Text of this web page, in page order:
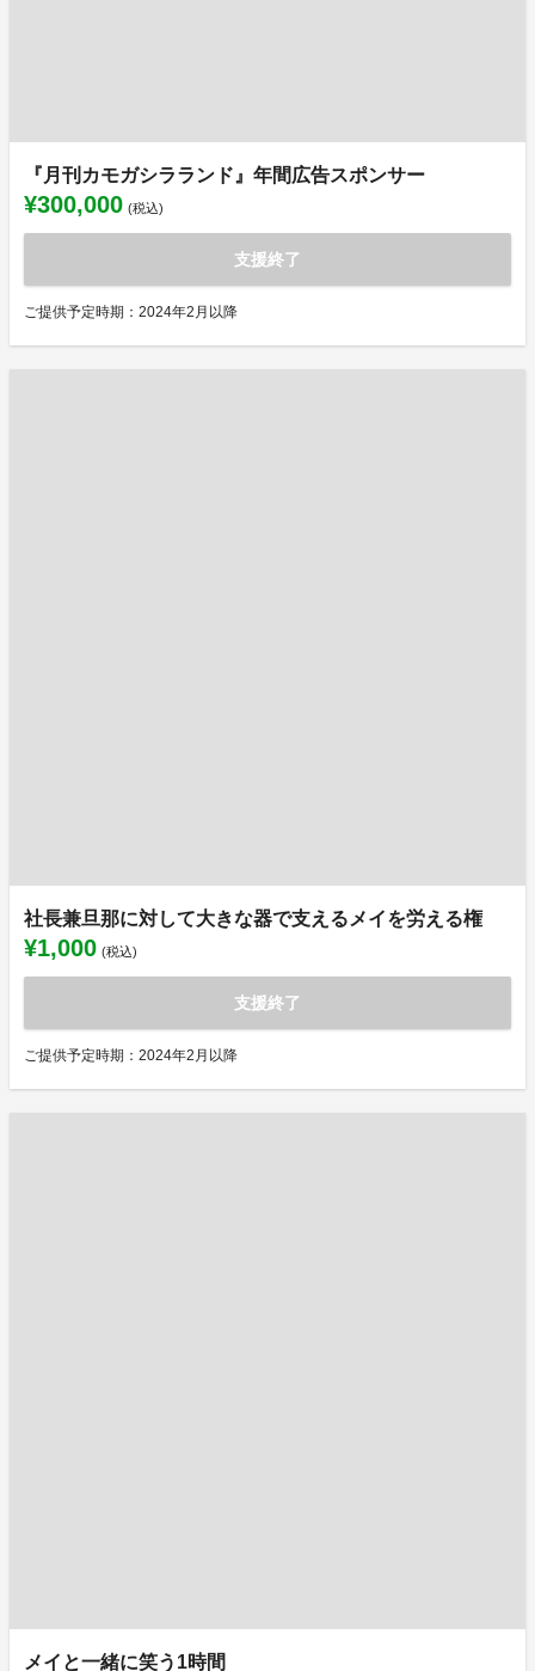
『月刊カモガシラランド』年間広告スポンサー
¥300,000 (税込)
支援終了
ご提供予定時期：2024年2月以降
社長兼旦那に対して大きな器で支えるメイを労える権
¥1,000 (税込)
支援終了
ご提供予定時期：2024年2月以降
メイと一緒に笑う1時間